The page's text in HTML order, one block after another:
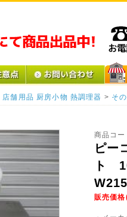
店舗用品 厨房小物 熱調理器 > そ
商品コー
ピー
ト
販売価格